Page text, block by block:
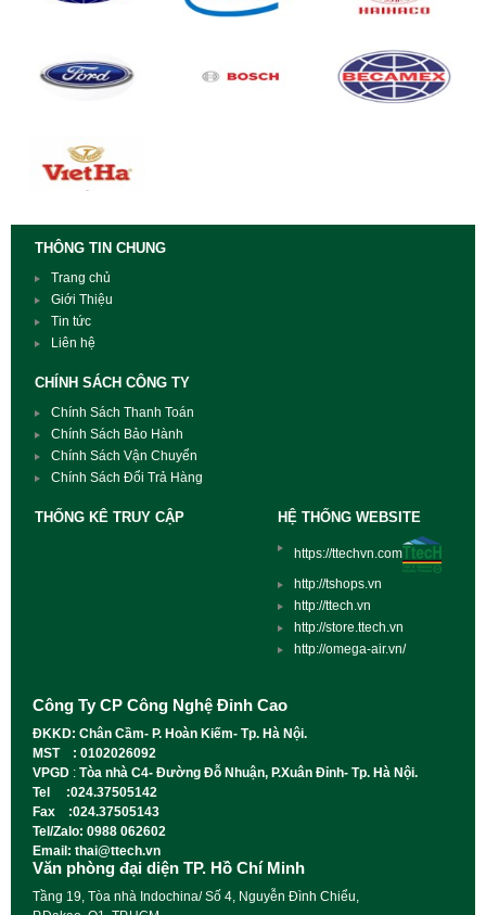
THÔNG TIN CHUNG
Trang chủ
Giới Thiệu
Tin tức
Liên hệ
CHÍNH SÁCH CÔNG TY
Chính Sách Thanh Toán
Chính Sách Bảo Hành
Chính Sách Vận Chuyển
Chính Sách Đổi Trả Hàng
THỐNG KÊ TRUY CẬP HỆ THỐNG WEBSITE
https://ttechvn.com
http://tshops.vn
http://ttech.vn
http://store.ttech.vn
http://omega-air.vn/
Công Ty CP Công Nghệ Đỉnh Cao
ĐKKD: Chân Cầm- P. Hoàn Kiếm- Tp. Hà Nội.
MST : 0102026092
VPGD : Tòa nhà C4- Đường Đỗ Nhuận, P.Xuân Đỉnh- Tp. Hà Nội.
Tel :024.37505142
Fax :024.37505143
Tel/Zalo: 0988 062602
Email: thai@ttech.vn
Văn phòng đại diện TP. Hồ Chí Minh
Tầng 19, Tòa nhà Indochina/ Số 4, Nguyễn Đình Chiểu,